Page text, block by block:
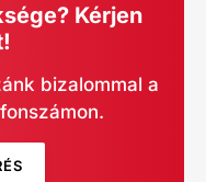
Kérjen
bizalommal a